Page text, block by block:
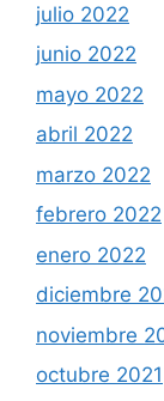
julio 2022
junio 2022
mayo 2022
abril 2022
marzo 2022
febrero 2022
enero 2022
diciembre
noviembre
octubre 2021